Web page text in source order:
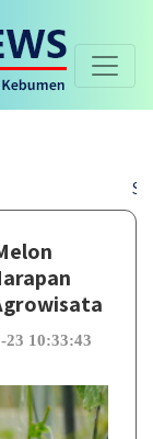
Selamat
23 10:33:43